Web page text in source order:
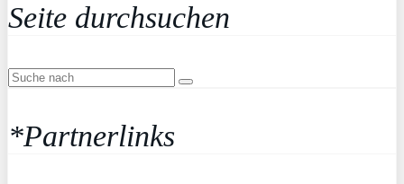
Seite durchsuchen
*Partnerlinks